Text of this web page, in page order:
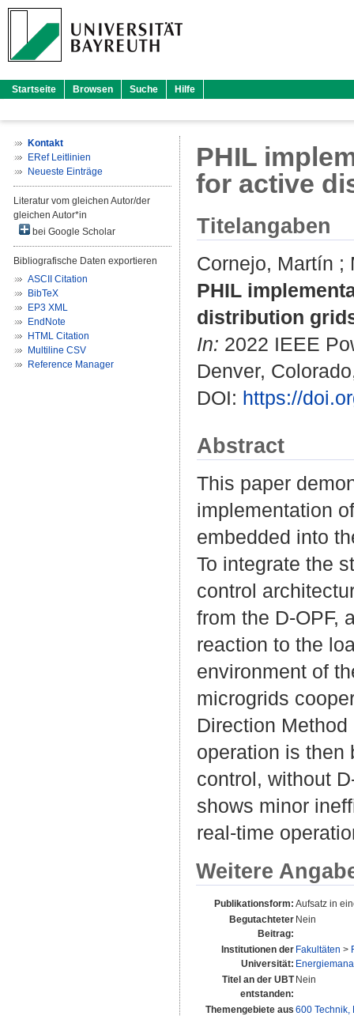
Startseite Browsen Suche Hilfe
Kontakt
ERef Leitlinien
Neueste Einträge
Literatur vom gleichen Autor/der
gleichen Autor*in
bei Google Scholar
Bibliografische Daten exportieren
ASCII Citation
BibTeX
EP3 XML
EndNote
HTML Citation
Multiline CSV
Reference Manager
PHIL
for active
Titelangaben
Cornejo, Martín ;
PHIL
distribution
In: 2022 IEEE
Denver,
DOI: https://
Abstract
This paper
implementation
embedded into
To integrate the
control
from the D-OPF,
reaction to the
environment of
microgrids
Direction
operation is then
control, without
shows minor
real-time
Weitere
Publikationsform: Aufsatz in
Begutachteter
Beitrag:
Nein
Institutionen der
Universität:
Fakultäten >
Titel an der UBT
entstanden:
Nein
Themengebiete aus 600 Technik,